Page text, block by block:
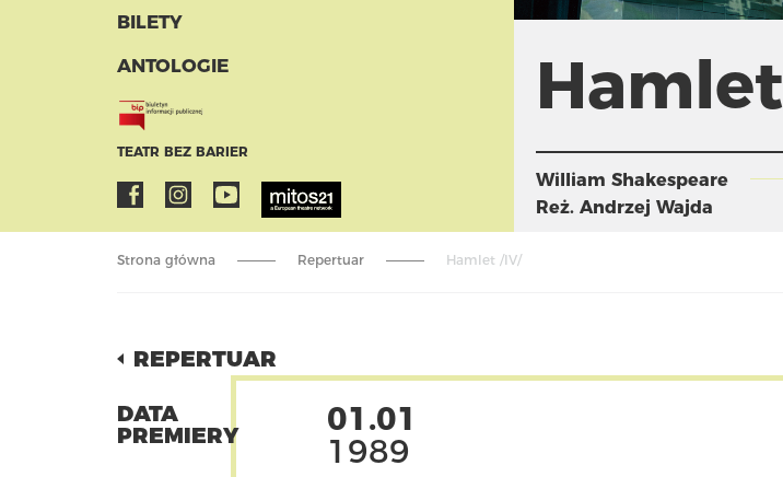
BILETY
ANTOLOGIE
TEATR BEZ BARIER
William Shakespeare
Reż.Andrzej Wajda
Strona główna Repertuar Hamlet /IV/
REPERTUAR
DATA
PREMIERY
01.01
1989